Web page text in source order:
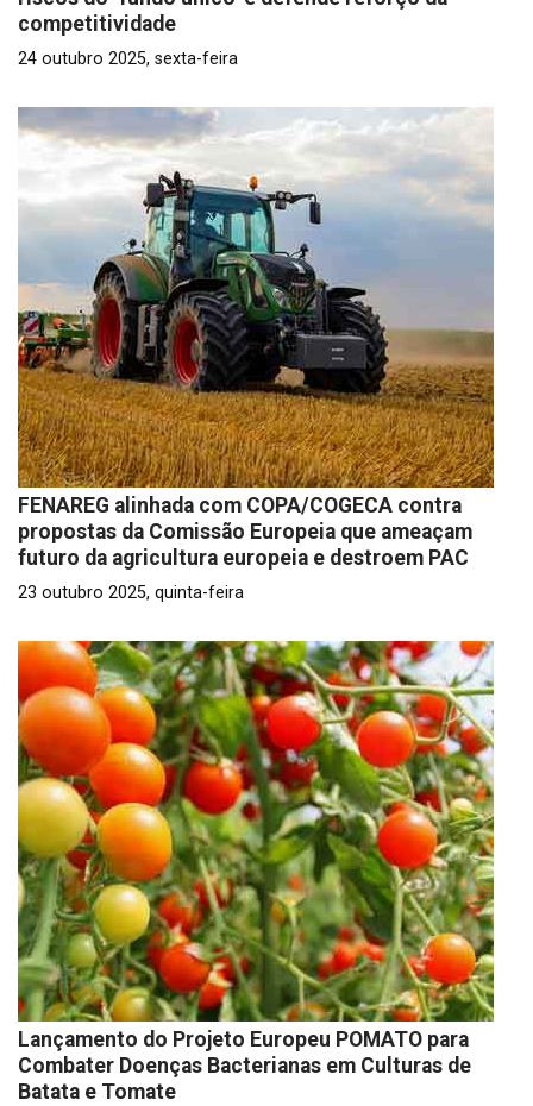
competitividade
24 outubro 2025, sexta-feira
FENAREG alinhada com COPA/COGECA contra
propostas da Comissão Europeia que ameaçam
futuro da agricultura europeia e destroem PAC
23 outubro 2025, quinta-feira
Lançamento do Projeto Europeu POMATO para
Combater Doenças Bacterianas em Culturas de
Batata e Tomate